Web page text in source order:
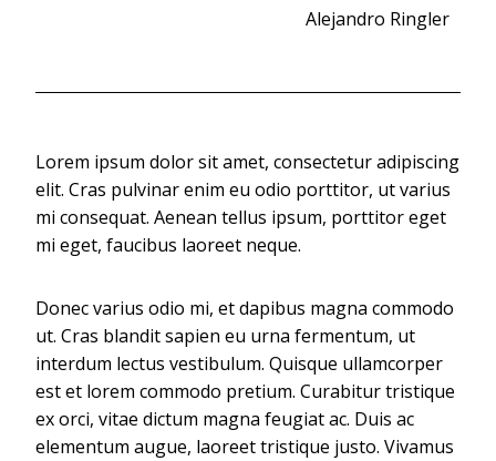
Alejandro Ringler
Lorem ipsum dolor sit amet, consectetur adipiscing
elit. Cras pulvinar enim eu odio porttitor, ut varius
mi consequat. Aenean tellus ipsum, porttitor eget
mi eget, faucibus laoreet neque.
Donec varius odio mi, et dapibus magna commodo
ut. Cras blandit sapien eu urna fermentum, ut
interdum lectus vestibulum. Quisque ullamcorper
est et lorem commodo pretium. Curabitur tristique
ex orci, vitae dictum magna feugiat ac. Duis ac
elementum augue, laoreet tristique justo. Vivamus